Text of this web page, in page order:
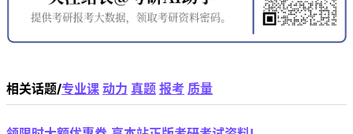
相关话题/专业课 动力 真题 报考 质量